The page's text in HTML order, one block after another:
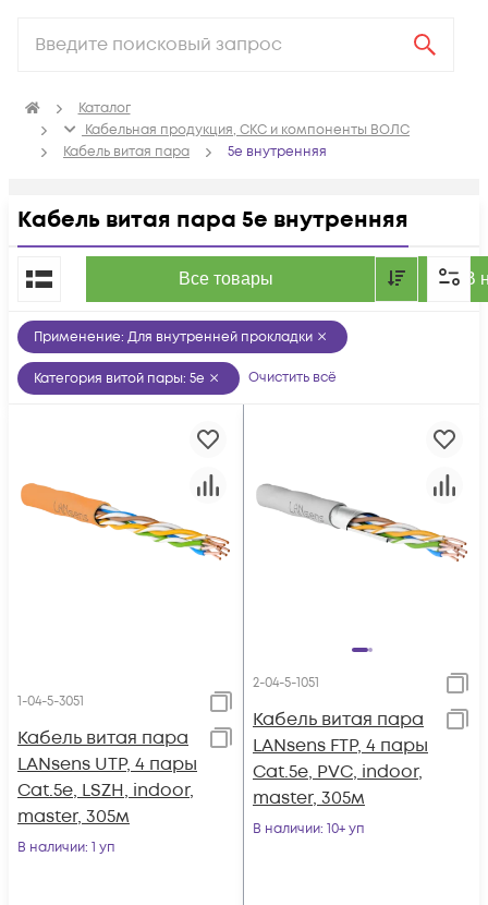
Каталог
Кабельная продукция, СКС и компоненты ВОЛС
Кабель витая пара
5e внутренняя
Кабель витая пара 5e внутренняя
Все товары В
По популярности
Применение: Для внутренней прокладки
Категория витой пары: 5e Очистить всё
1-04-5-3051
Кабель витая пара
LANsens UTP, 4 пары
Cat.5e, LSZH, indoor,
master, 305м
В наличии: 1 уп
2-04-5-1051
Кабель витая пара
LANsens FTP, 4 пары
Cat.5e, PVC, indoor,
master, 305м
В наличии: 10+ уп